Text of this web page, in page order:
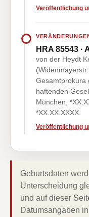
Veröffentlichung
HRA 85543
von der Heydt
Gesamtprokura
haftenden
München,
*XX.XX.XXXX.
Veröffentlichung
Geburtsdaten
Unterscheidung
und auf dieser
Datumsangaben